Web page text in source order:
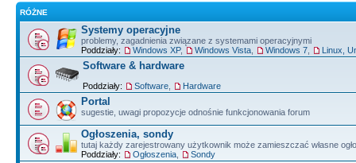
RÓŻNE
Systemy operacyjne
problemy, zagadnienia związane z systemami operacyjnymi
Poddziały:
Windows XP, Windows Vista Windows 7 Linux,
Software & hardware
Poddziały: Software Hardware
Portal
sugestie, uwagi propozycje odnośnie funkcjonowania forum
Ogłoszenia, sondy
tutaj każdy zarejestrowany użytkownik może zamieszczać własne
Poddziały:
Ogłoszenia Sondy